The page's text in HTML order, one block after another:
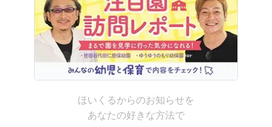
ほいくるからのお知らせを
あなたの好きな方法で